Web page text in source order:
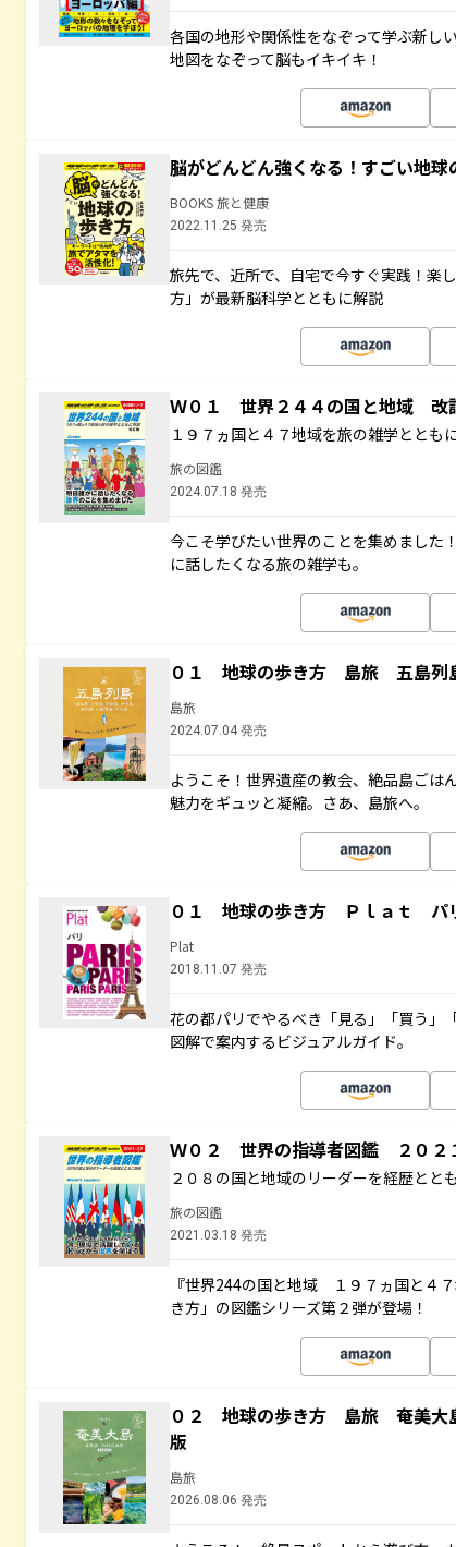
各国の地形や関係性をなぞって学ぶ新し
地図をなぞって脳もイキイキ！
脳がどんどん強くなる！すごい地球
BOOKS 旅と健康
2022.11.25 発売
旅先で、近所で、自宅で今すぐ実践！楽
方」が最新脳科学とともに解説
Ｗ０１ 世界２４４の国と地域 改
１９７ヵ国と４７地域を旅の雑学ととも
旅の図鑑
2024.07.18 発売
今こそ学びたい世界のことを集めました
に話したくなる旅の雑学も。
０１ 地球の歩き方 島旅 五島
島旅
2024.07.04 発売
ようこそ！世界遺産の教会、絶品島ごは
魅力をギュッと凝縮。さあ、島旅へ。
０１ 地球の歩き方 Ｐｌａｔ パ
Plat
2018.11.07 発売
花の都パリでやるべき「見る」「買う」
図解で案内するビジュアルガイド。
Ｗ０２ 世界の指導者図鑑 ２０２
２０８の国と地域のリーダーを経歴とと
旅の図鑑
2021.03.18 発売
『世界244の国と地域 １９７ヵ国と４
き方」の図鑑シリーズ第２弾が登場！
０２ 地球の歩き方 島旅 奄美大
版
島旅
2026.08.06 発売